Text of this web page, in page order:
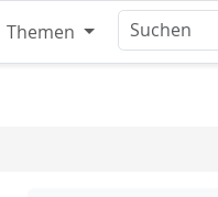
Themen